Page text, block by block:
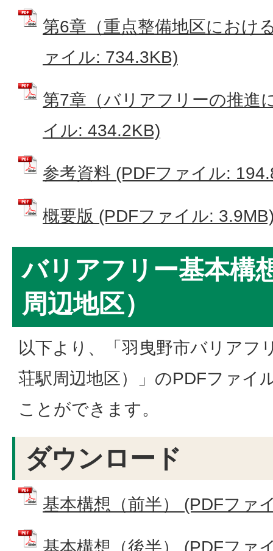
第6章（重点整備地区におけ
ァイル: 734.3KB)
第7章（バリアフリーの推進
イル: 434.2KB)
参考資料 (PDFファイル:
概要版 (PDFファイル:
バリアフリー基本構
周辺地区）
以下より、「羽曳野市バリアフ
荘駅周辺地区）」のPDFファイ
ことができます。
ダウンロード
基本構想（前半） (PDFファ
基本構想（後半） (PDFファ